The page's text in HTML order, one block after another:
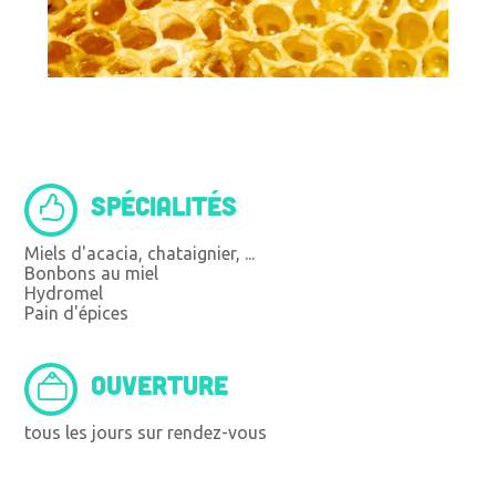
SPÉCIALITÉS
Miels d'acacia, chataignier, ...
Bonbons au miel
Hydromel
Pain d'épices
OUVERTURE
tous les jours sur rendez-vous